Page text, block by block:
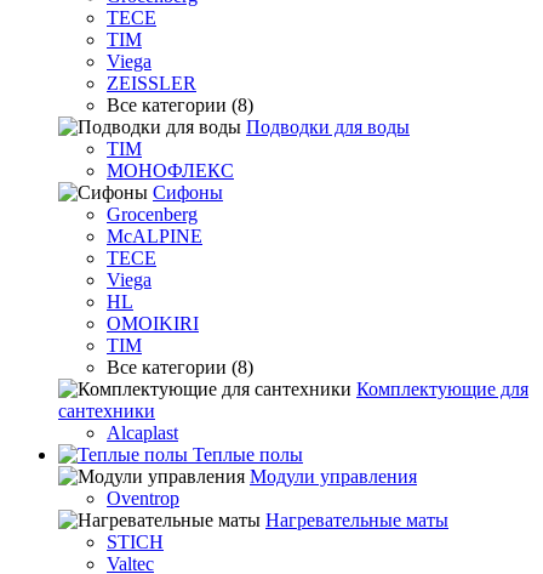
TECE
TIM
Viega
ZEISSLER
Все категории (8)
Подводки для воды
TIM
МОНОФЛЕКС
Сифоны
Grocenberg
McALPINE
TECE
Viega
HL
OMOIKIRI
TIM
Все категории (8)
Комплектующие для
сантехники
Alcaplast
Теплые полы
Модули управления
Oventrop
Нагревательные маты
STICH
Valtec